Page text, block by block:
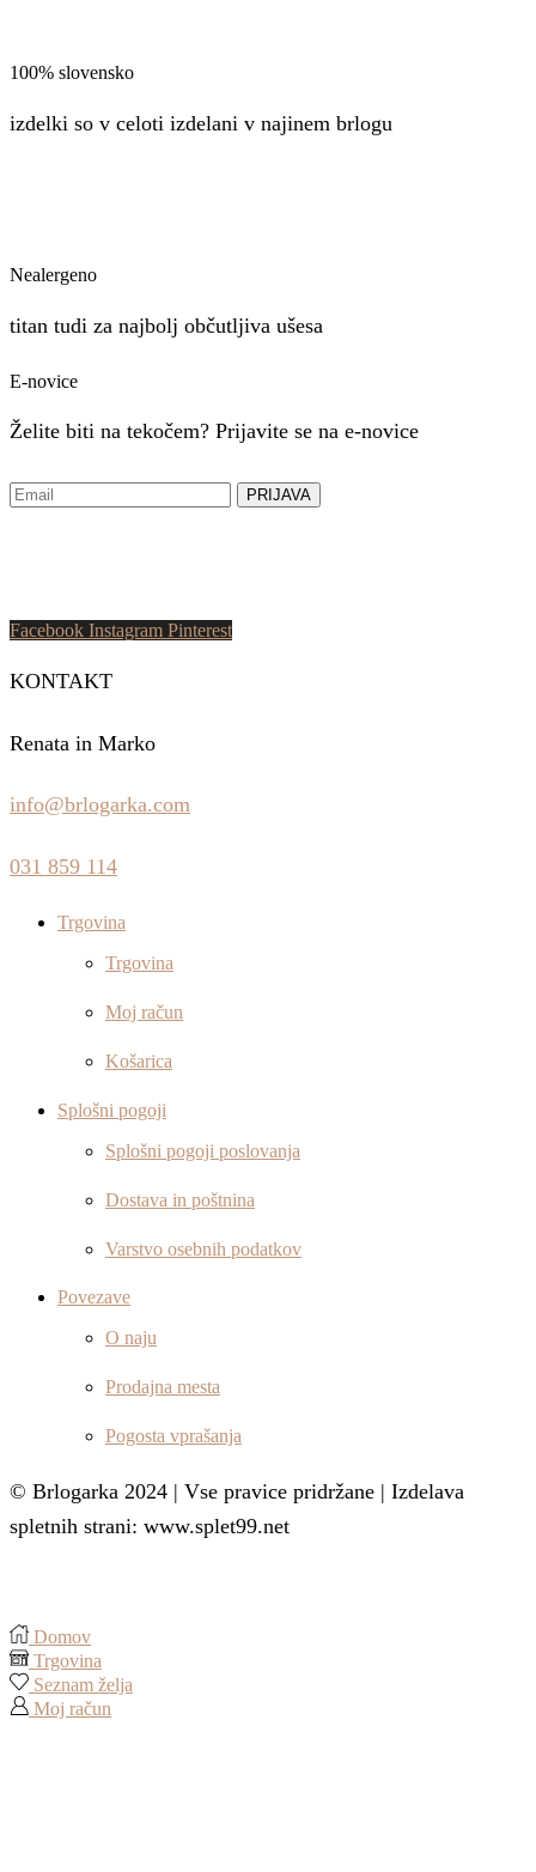
100% slovensko
izdelki so v celoti izdelani v najinem brlogu
Nealergeno
titan tudi za najbolj občutljiva ušesa
E-novice
Želite biti na tekočem? Prijavite se na e-novice
Facebook Instagram Pinterest
KONTAKT
Renata in Marko
info@brlogarka.com
031 859 114
Trgovina
Trgovina
Moj račun
Košarica
Splošni pogoji
Splošni pogoji poslovanja
Dostava in poštnina
Varstvo osebnih podatkov
Povezave
O naju
Prodajna mesta
Pogosta vprašanja
© Brlogarka 2024 | Vse pravice pridržane | Izdelava
spletnih strani: www.splet99.net
Domov
Trgovina
Seznam želja
Moj račun